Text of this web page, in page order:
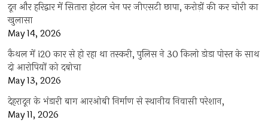
दून और हरिद्वार में सितारा होटल चेन पर जीएसटी छापा, करोड़ों की कर चोरी का
खुलासा
May 14, 2026
कैथल में i20 कार से हो रहा था तस्करी, पुलिस ने 30 किलो डोडा पोस्त के साथ
दो आरोपियों को दबोचा
May 13, 2026
देहरादून के भंडारी बाग आरओबी निर्माण से स्थानीय निवासी परेशान,
May 11, 2026